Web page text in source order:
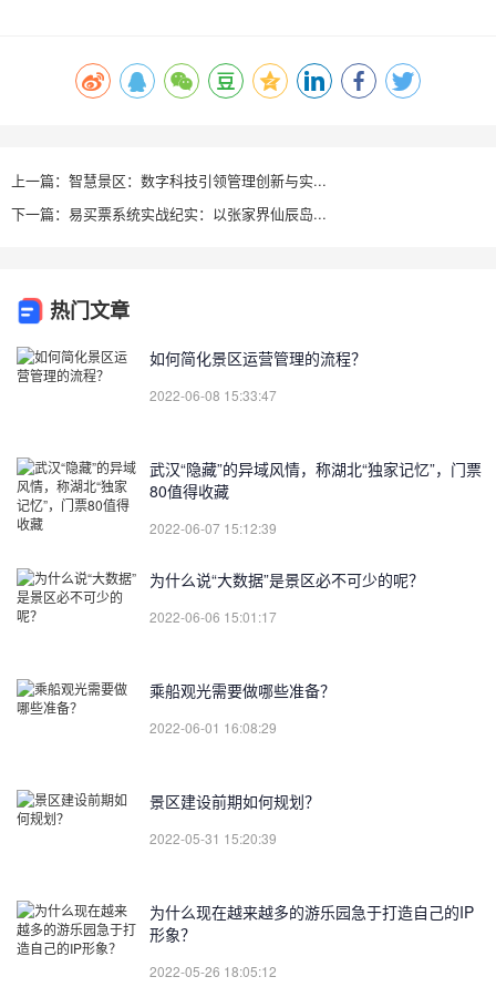
上一篇：智慧景区：数字科技引领管理创新与实...
下一篇：易买票系统实战纪实：以张家界仙辰岛...
热门文章
如何简化景区运营管理的流程？
2022-06-08 15:33:47
武汉“隐藏”的异域风情，称湖北“独家记忆”，门票
80值得收藏
2022-06-07 15:12:39
为什么说“大数据”是景区必不可少的呢？
2022-06-06 15:01:17
乘船观光需要做哪些准备？
2022-06-01 16:08:29
景区建设前期如何规划？
2022-05-31 15:20:39
为什么现在越来越多的游乐园急于打造自己的IP
形象？
2022-05-26 18:05:12